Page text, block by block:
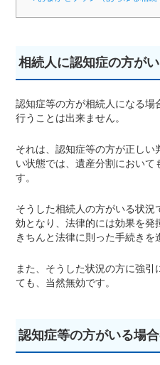
相続人に認知症の方が
認知症等の方が相続人になる場
行うことは出来ません。
それは、認知症等の方が正しい
い状態では、遺産分割におい
す。
そうした相続人の方がいる状
効となり、法律的には効果を発
きちんと法律に則った手続きを
また、そうした状況の方に強
ても、当然無効です。
認知症等の方がいる場